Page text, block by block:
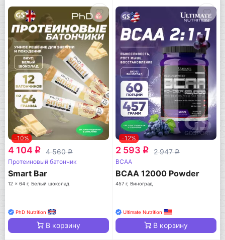
-10%
4 104 q 4 560q
Протеиновый батончик
Smart Bar
12 x 64 г, Белый шоколад
PhD Nutrition
В корзину
-12%
2 593 q 2 947q
BCAA
BCAA 12000 Powder
457 г, Виноград
Ultimate Nutrition
В корзину